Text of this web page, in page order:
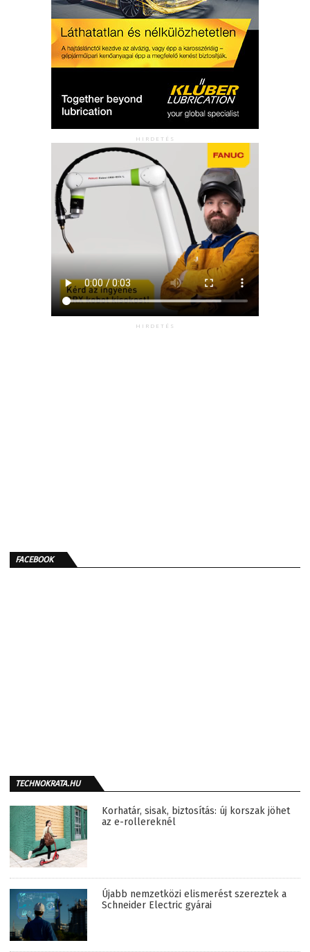
HIRDETÉS
HIRDETÉS
FACEBOOK
TECHNOKRATA.HU
Korhatár, sisak, biztosítás: új korszak jöhet
az e-rollereknél
Újabb nemzetközi elismerést szereztek a
Schneider Electric gyárai